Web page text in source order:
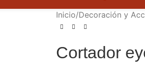
Inicio/Decoración y
Cortador